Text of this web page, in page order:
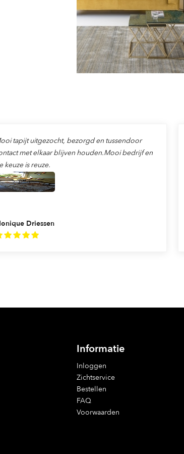
Driessen
tapijt uitgezocht, bezorgd en tussendoor
met elkaar blijven houden.Mooi bedrijf en
keuze is reuze.
Informatie
Inloggen
Zichtservice
Bestellen
FAQ
Voorwaarden